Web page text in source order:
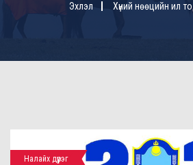
Эхлэл Хүний нөөцийн ил
Налайх дүүрэг